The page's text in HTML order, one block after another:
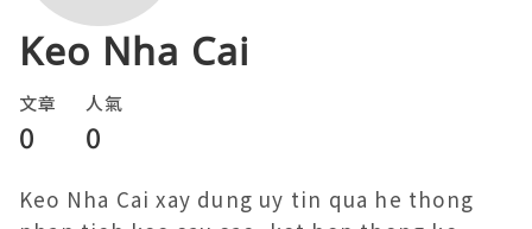
Keo Nha Cai
文章
0
人氣
0
Keo Nha Cai xay dung uy tin qua he thong